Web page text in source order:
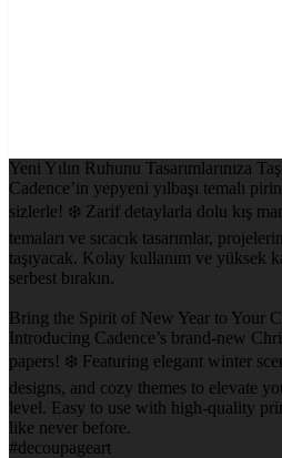
Yeni Yılın Ruhunu Tasarımlarınıza
Cadence’in yepyeni yılbaşı temalı
sizlerle! ❄️ Zarif detaylarla dolu kış
temaları ve sıcacık tasarımlar,
taşıyacak. Kolay kullanım ve yüksek
serbest bırakın.
Bring the Spirit of New Year to Your
Introducing Cadence’s brand-new
papers! ❄️ Featuring elegant winter
designs, and cozy themes to elevate
level. Easy to use with high-quality
like never before.
#decoupageart